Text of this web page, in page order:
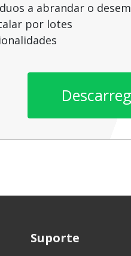
a abrandar o
por lotes
Suporte